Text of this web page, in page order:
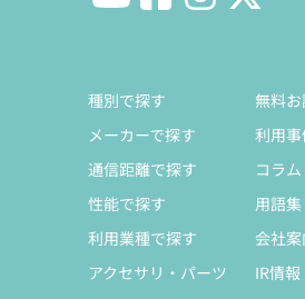
種別で探す
メーカーで探す
通信距離で探す
性能で探す
利用業種で探す
アクセサリ・パーツ
無料
利用事
コラム
用語集
会社案
IR情報